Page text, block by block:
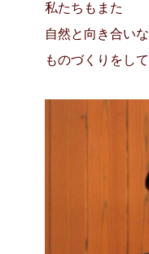
私たちもまた
自然と向き合い
ものづくりをし